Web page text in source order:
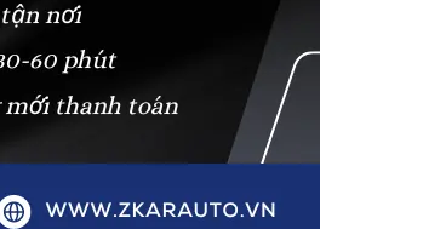
TPHCM
tím, 80% tia hồng ngoại, cản được từ 50-